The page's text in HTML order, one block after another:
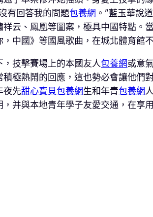
有回答我的問題包養網 。”藍玉華說
云、鳳凰等圖案，極具中國特點。
，中國》等國風歌曲，在城北體育館
技擊賽場上的本國友人包養網或意
極熱鬧的回應，這也勢必會讓他
夜先甜心寶貝包養網生和年青包養網
，并與本地青年學子友愛交通，在享